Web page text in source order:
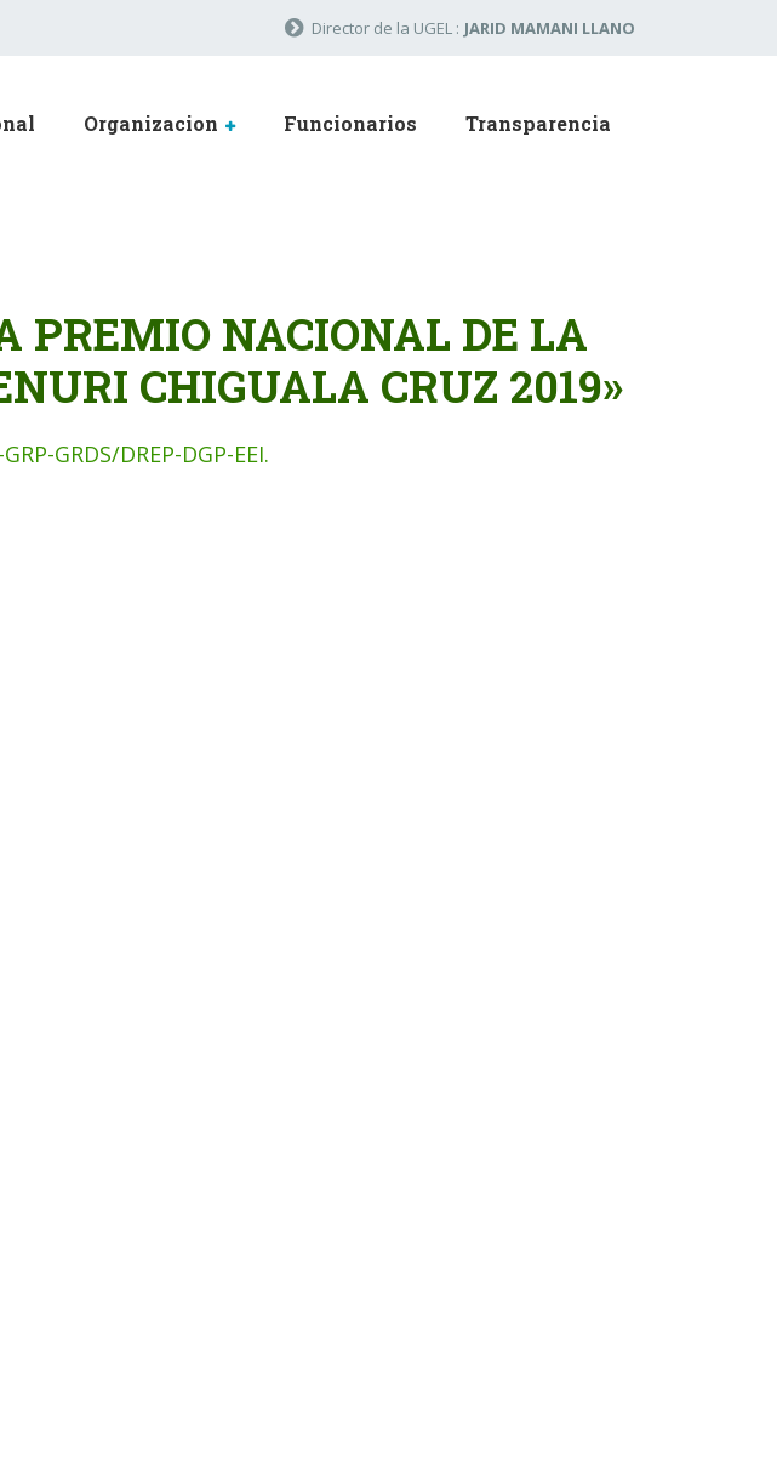
Director de la UGEL : JARID MAMANI LLANO
Organizacion Funcionarios Transparencia
PREMIO NACIONAL DE LA
CHIGUALA CRUZ 2019»
GRDS/DREP-DGP-EEI.